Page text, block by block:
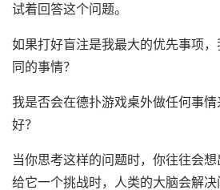
试着回答这个问题。
如果打好盲注是我最大的优先事项
同的事情？
我是否会在德扑游戏桌外做任何事
好？
当你思考这样的问题时，你往往会
给它一个挑战时，人类的大脑会解